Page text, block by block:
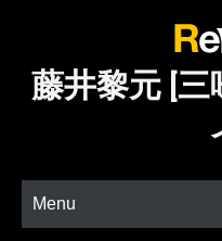
藤井黎元 [三
Menu